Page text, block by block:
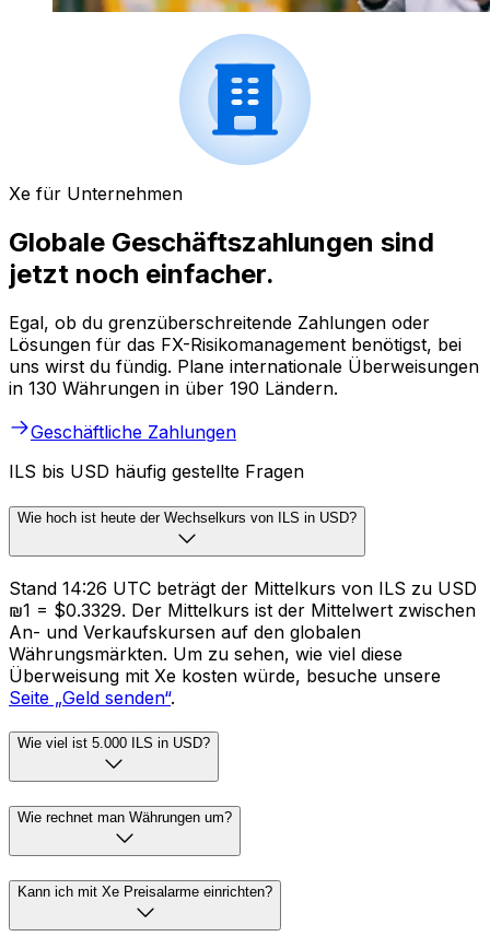
Xe für Unternehmen
Globale Geschäftszahlungen sind
jetzt noch einfacher.
Egal, ob du grenzüberschreitende Zahlungen oder
Lösungen für das FX-Risikomanagement benötigst, bei
uns wirst du fündig. Plane internationale Überweisungen
in 130 Währungen in über 190 Ländern.
Geschäftliche Zahlungen
ILS bis USD häufig gestellte Fragen
Wie hoch ist heute der Wechselkurs von ILS in USD?
Stand 14:26 UTC beträgt der Mittelkurs von ILS zu USD
₪1 = $0.3329. Der Mittelkurs ist der Mittelwert zwischen
An- und Verkaufskursen auf den globalen
Währungsmärkten. Um zu sehen, wie viel diese
Überweisung mit Xe kosten würde, besuche unsere
Seite „Geld senden“.
Wie viel ist 5.000 ILS in USD?
Wie rechnet man Währungen um?
Kann ich mit Xe Preisalarme einrichten?